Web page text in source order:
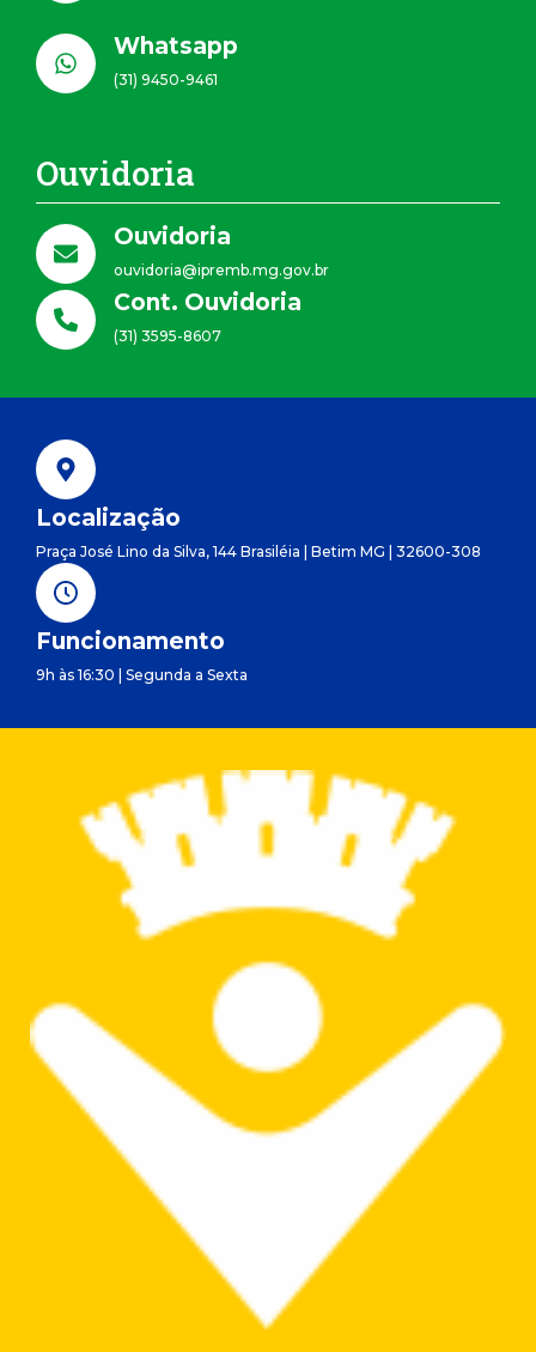
Whatsapp
(31) 9450-9461
Ouvidoria
Ouvidoria
ouvidoria@ipremb.mg.gov.br
Cont. Ouvidoria
(31) 3595-8607
Localização
Praça José Lino da Silva, 144 Brasiléia | Betim MG | 32600-308
Funcionamento
9h às 16:30 | Segunda a Sexta